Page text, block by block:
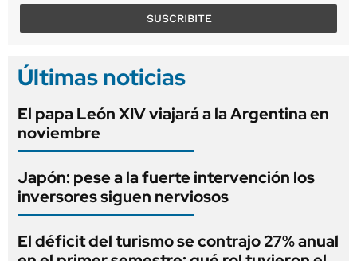
SUSCRIBITE
Últimas noticias
El papa León XIV viajará a la Argentina en
noviembre
Japón: pese a la fuerte intervención los
inversores siguen nerviosos
El déficit del turismo se contrajo 27% anual